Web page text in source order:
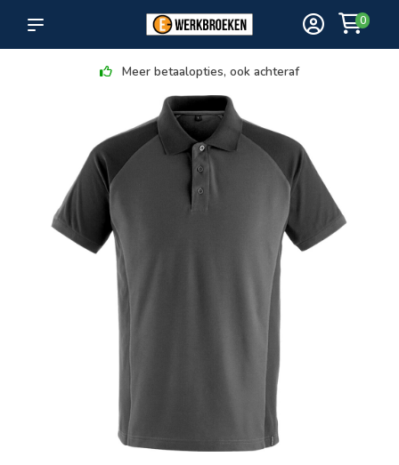
0
Meer betaalopties, ook achteraf